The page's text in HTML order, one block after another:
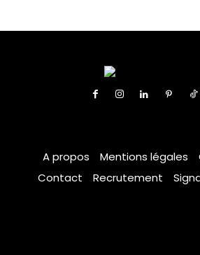
A propos Mentions légales
Contact
Recrutement